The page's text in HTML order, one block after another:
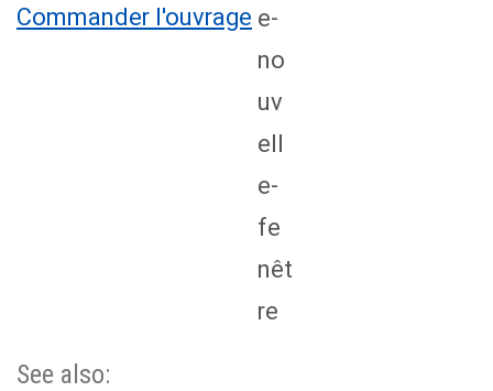
Commander l'ouvrage
See also: